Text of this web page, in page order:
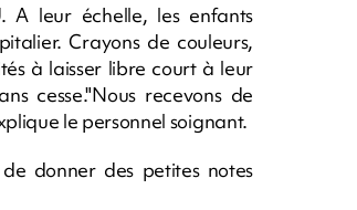
leur échelle, les enfants
Crayons de couleurs,
à laisser libre court à leur
cesse."Nous recevons de
le personnel soignant.
donner des petites notes